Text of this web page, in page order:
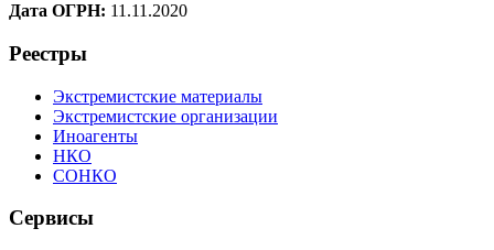
Дата ОГРН: 11.11.2020
Реестры
Экстремистские материалы
Экстремистские организации
Иноагенты
НКО
СОНКО
Сервисы